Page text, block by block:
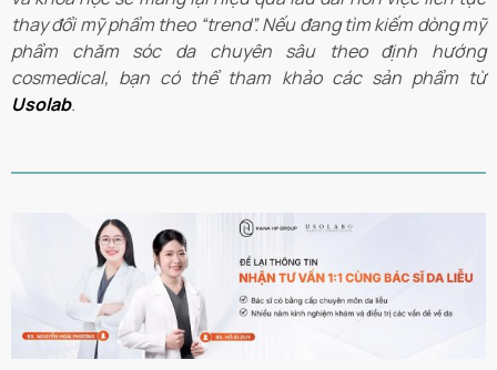
thay đổi mỹ phẩm theo “trend”. Nếu đang tìm kiếm dòng mỹ
phẩm chăm sóc da chuyên sâu theo định hướng
cosmedical, bạn có thể tham khảo các sản phẩm từ
Usolab.